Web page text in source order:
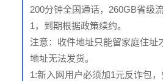
200分钟全国通话，260GB省级
1，到期根据政策续约。
注意：收件地址只能留家庭住址
地址无法发货。
1:新入网用户必须加1元反诈包